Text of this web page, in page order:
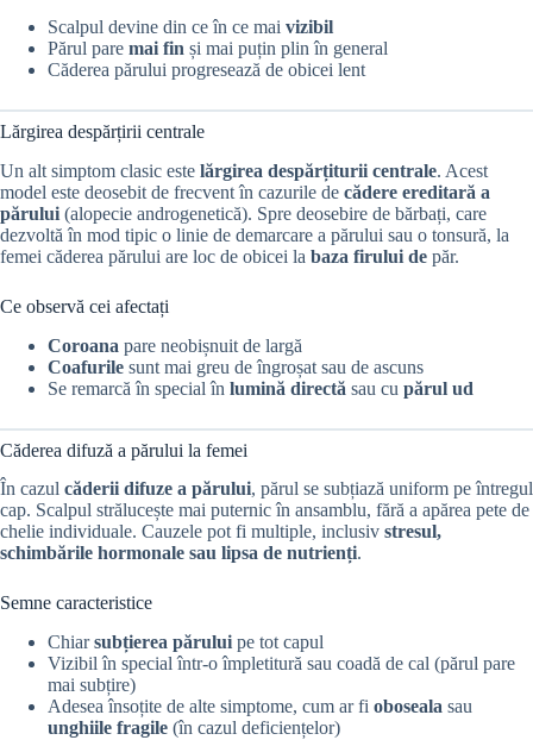
Scalpul devine din ce în ce mai vizibil
Părul pare mai fin și mai puțin plin în general
Căderea părului progresează de obicei lent
Lărgirea despărțirii centrale
Un alt simptom clasic este lărgirea despărțiturii centrale. Acest
model este deosebit de frecvent în cazurile de cădere ereditară a
părului (alopecie androgenetică). Spre deosebire de bărbați, care
dezvoltă în mod tipic o linie de demarcare a părului sau o tonsură, la
femei căderea părului are loc de obicei la baza firului de păr.
Ce observă cei afectați
Coroana pare neobișnuit de largă
Coafurile sunt mai greu de îngroșat sau de ascuns
Se remarcă în special în lumină directă sau cu părul ud
Căderea difuză a părului la femei
În cazul căderii difuze a părului, părul se subțiază uniform pe întregul
cap. Scalpul strălucește mai puternic în ansamblu, fără a apărea pete de
chelie individuale. Cauzele pot fi multiple, inclusiv stresul,
schimbările hormonale sau lipsa de nutrienți.
Semne caracteristice
Chiarsubțierea părului pe tot capul
Vizibil în special într-o împletitură sau coadă de cal (părul pare
mai subțire)
Adesea însoțite de alte simptome, cum ar fi oboseala sau
unghiile fragile (în cazul deficiențelor)